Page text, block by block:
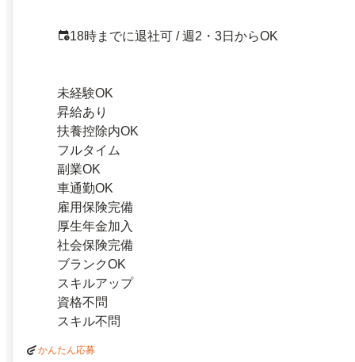
18時までに退社可 / 週2・3日からOK
未経験OK
昇給あり
扶養控除内OK
フルタイム
副業OK
車通勤OK
雇用保険完備
厚生年金加入
社会保険完備
ブランクOK
スキルアップ
資格不問
スキル不問
かんたん応募